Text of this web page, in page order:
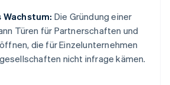
Die Gründung einer
Türen für Partnerschaften und
die für Einzelunternehmen
nicht infrage kämen.